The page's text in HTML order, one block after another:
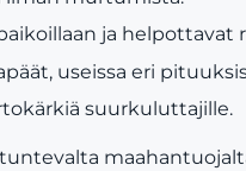
ja helpottavat
useissa eri
suurkuluttajille.